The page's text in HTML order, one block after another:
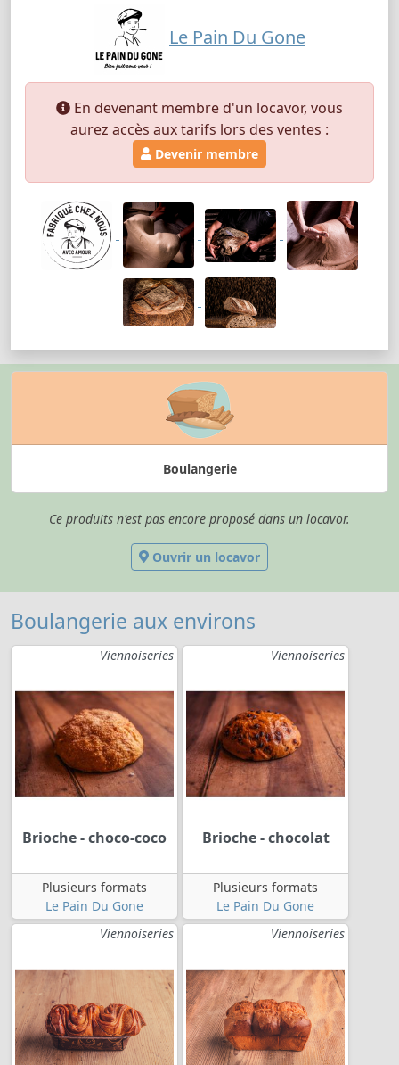
Le Pain Du Gone
En devenant membre d'un locavor, vous
aurez accès aux tarifs lors des ventes :
Devenir membre
Boulangerie
Ce produits n'est pas encore proposé dans un locavor.
Ouvrir un locavor
Boulangerie aux environs
Viennoiseries
Brioche - choco-coco
Plusieurs formats
Le Pain Du Gone
Viennoiseries
Brioche - chocolat
Plusieurs formats
Le Pain Du Gone
Viennoiseries
Viennoiseries